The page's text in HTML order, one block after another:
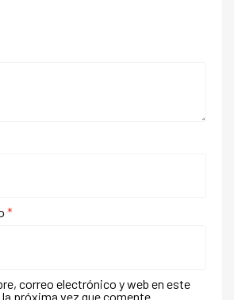
*
correo electrónico y web en este
próxima vez que comente.